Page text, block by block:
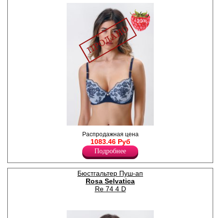
Бюстгальтер балконет с
формованной чашкой Push-
up, литые регулируемые
бретели, гладкий стан,
дымчатая невесомая
вышивкой и вкраплениями
золотой нити. Размер чашки
у данной модели В (указан в
конце артикула).
−20%
Распродажная цена
1083.46 Руб
Подробнее
Бюстгальтер Пуш-ап
Rosa Selvatica
Re 74 4 D